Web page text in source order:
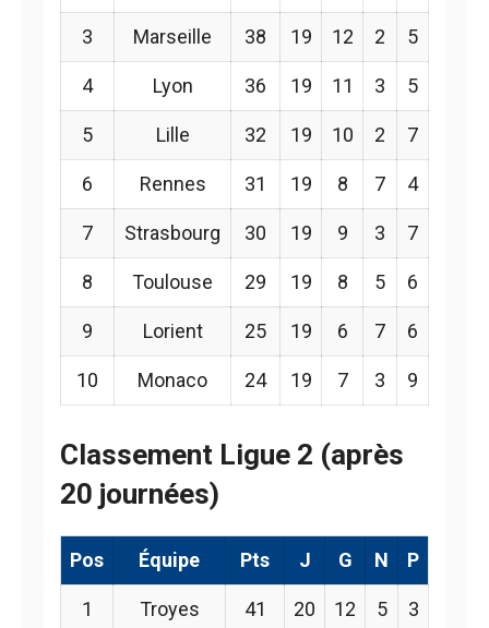
3 Marseille 38 19 12 2 5
4 Lyon 36 19 11 3 5
5 Lille 32 19 10 2 7
6 Rennes 31 19 8 7 4
7 Strasbourg 30 19 9 3 7
8 Toulouse 29 19 8 5 6
9 Lorient 25 19 6 7 6
10 Monaco 24 19 7 3 9
Classement Ligue 2 (après
20 journées)
Pos Équipe Pts J G N P
1 Troyes 41 20 12 5 3